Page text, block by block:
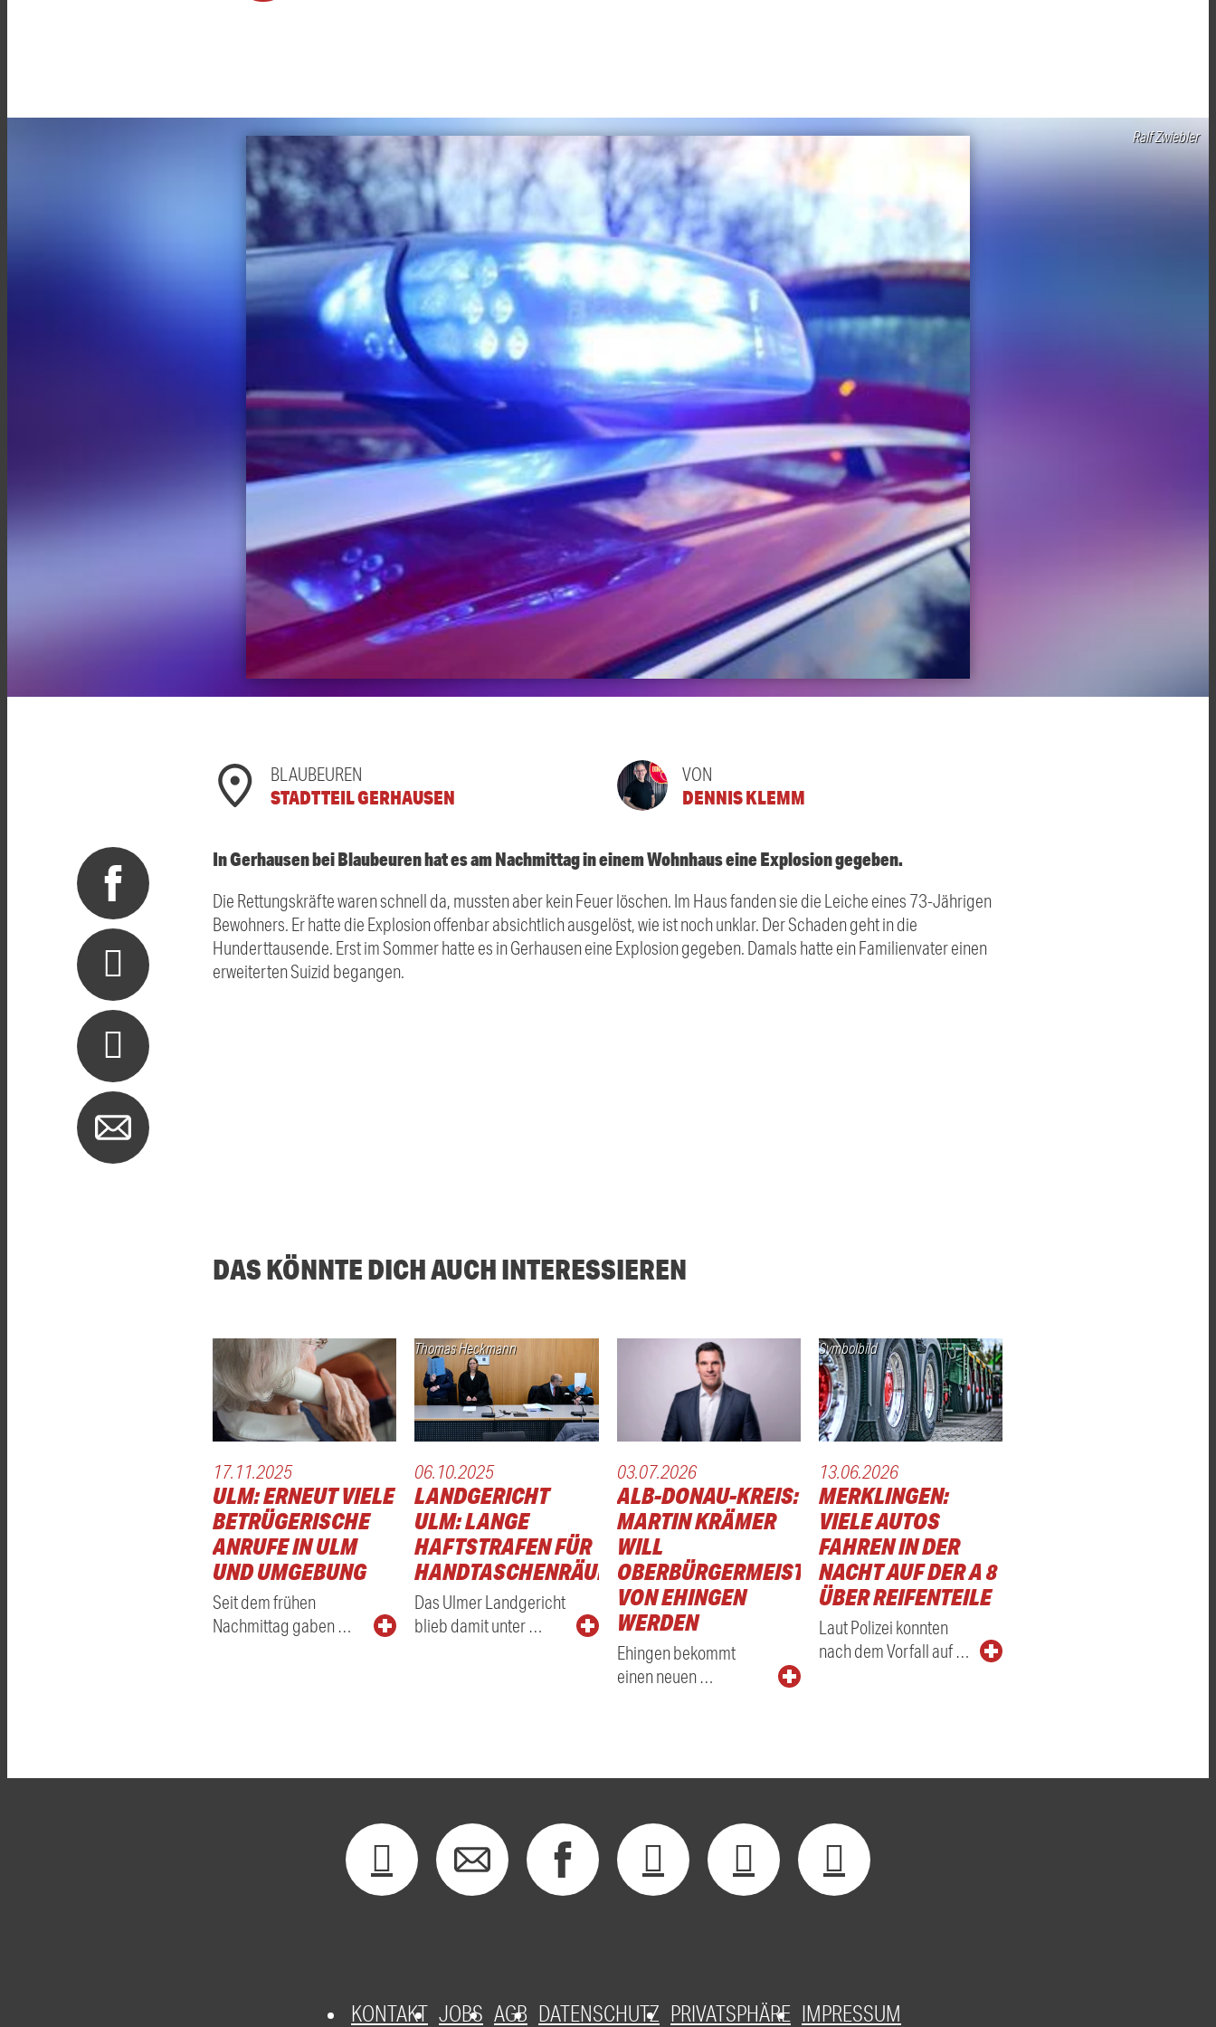
Ralf Zwiebler
BLAUBEUREN
STADTTEIL GERHAUSEN
VON
DENNIS KLEMM
In Gerhausen bei Blaubeuren hat es am Nachmittag in einem Wohnhaus eine Explosion gegeben.
Die Rettungskräfte waren schnell da, mussten aber kein Feuer löschen. Im Haus fanden sie die Leiche eines 73-Jährigen
Bewohners. Er hatte die Explosion offenbar absichtlich ausgelöst, wie ist noch unklar. Der Schaden geht in die
Hunderttausende. Erst im Sommer hatte es in Gerhausen eine Explosion gegeben. Damals hatte ein Familienvater einen
erweiterten Suizid begangen.
DAS KÖNNTE DICH AUCH INTERESSIEREN
17.11.2025
ULM: ERNEUT VIELE
BETRÜGERISCHE
ANRUFE IN ULM
UND UMGEBUNG
Seit dem frühen
Nachmittag gaben …
Thomas Heckmann
06.10.2025
LANDGERICHT
ULM: LANGE
HAFTSTRAFEN FÜR
HANDTASCHENRÄUBER
Das Ulmer Landgericht
blieb damit unter …
03.07.2026
ALB-DONAU-KREIS:
MARTIN KRÄMER
WILL
OBERBÜRGERMEISTER
VON EHINGEN
WERDEN
Ehingen bekommt
einen neuen …
Symbolbild
13.06.2026
MERKLINGEN:
VIELE AUTOS
FAHREN IN DER
NACHT AUF DER A 8
ÜBER REIFENTEILE
Laut Polizei konnten
nach dem Vorfall auf …
KONTAKT JOBS AGB DATENSCHUTZ PRIVATSPHÄRE IMPRESSUM